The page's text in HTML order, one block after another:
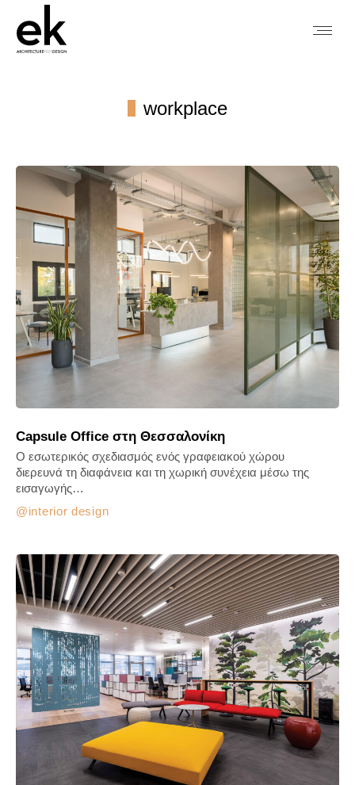
workplace
Capsule Office στη Θεσσαλονίκη
interior design
Ο εσωτερικός σχεδιασμός ενός γραφειακού χώρου
διερευνά τη διαφάνεια και τη χωρική συνέχεια μέσω της
εισαγωγής…